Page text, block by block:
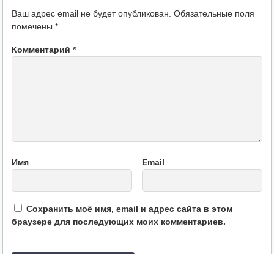
Ваш адрес email не будет опубликован. Обязательные поля
помечены *
Комментарий *
Имя Email
Сохранить моё имя, email и адрес сайта в этом
браузере для последующих моих комментариев.